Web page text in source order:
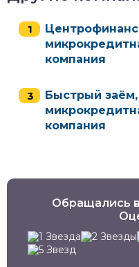
компания
Быстрый заём,
компания
Обращались